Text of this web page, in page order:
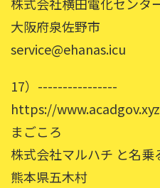
大阪府泉佐野市
service@ehanas.icu
17）----------------
https://
まごころ
株式会社マルハチ と名乗
熊本県五木村